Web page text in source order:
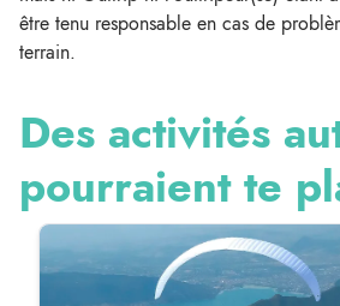
être tenu responsable en cas de
terrain.
Des activités
pourraient te